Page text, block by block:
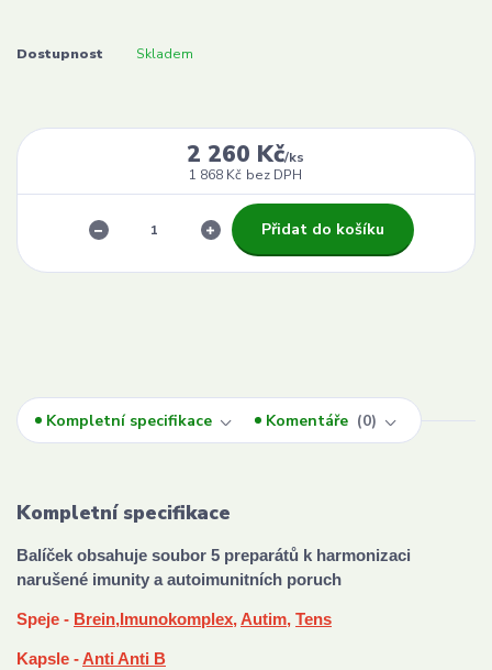
Dostupnost Skladem
2 260 Kč/ks
1 868 Kč bez DPH
Přidat do košíku
Kompletní specifikace Komentáře 0
Kompletní specifikace
Balíček obsahuje soubor 5 preparátů k harmonizaci
narušené imunity a autoimunitních poruch
Speje - Brein,Imunokomplex, Autim, Tens
Kapsle - Anti Anti B